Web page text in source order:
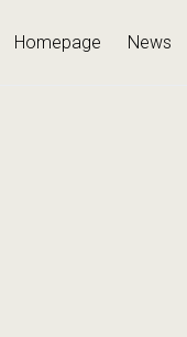
Homepage News